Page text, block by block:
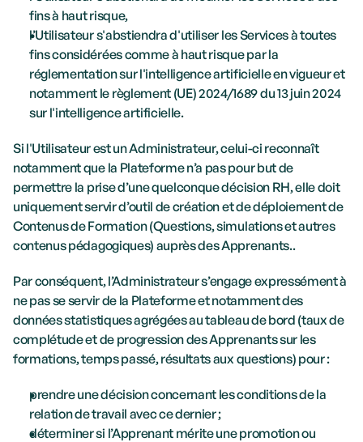
fins à haut risque,
l’Utilisateur s'abstiendra d'utiliser les Services à toutes
fins considérées comme à haut risque par la
réglementation sur l'intelligence artificielle en vigueur et
notamment le règlement (UE) 2024/1689 du 13 juin 2024
sur l'intelligence artificielle.
Si l'Utilisateur est un Administrateur, celui-ci reconnaît
notamment que la Plateforme n’a pas pour but de
permettre la prise d’une quelconque décision RH, elle doit
uniquement servir d’outil de création et de déploiement de
Contenus de Formation (Questions, simulations et autres
contenus pédagogiques) auprès des Apprenants..
Par conséquent, l’Administrateur s’engage expressément à
ne pas se servir de la Plateforme et notamment des
données statistiques agrégées au tableau de bord (taux de
complétude et de progression des Apprenants sur les
formations, temps passé, résultats aux questions) pour :
prendre une décision concernant les conditions de la
relation de travail avec ce dernier ;
déterminer si l’Apprenant mérite une promotion ou